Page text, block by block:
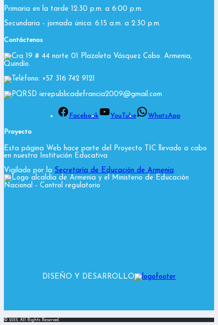
Primaria en la tarde 12:30 p.m. a 6:00 p.m.
Secundaria - jornada única: 6:15 a.m. a 2:30 p.m.
Contáctenos
Cra 19 # 44 norte 01 Plazoleta Vásquez Cobo. Armenia,
Quindío.
Teléfono: +57 316 742 9121
PQRSD ierepublicadefrancia2009@gmail.com
Facebook YouTube WhatsApp
Proyecto
Esta página Web hace parte del Proyecto TIC llevado a cabo
en nuestra Institución Educativa
Vigilado por la Secretaría de Educación de Armenia
y el Ministerio de Educación
Nacional - Control regulatorio
DISEÑO Y DESARROLLO
© 2013, All Rights Reserved.